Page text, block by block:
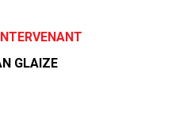
GLAIZE